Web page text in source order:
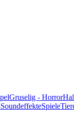
Gruselig - Horror
SoundeffekteSpiele